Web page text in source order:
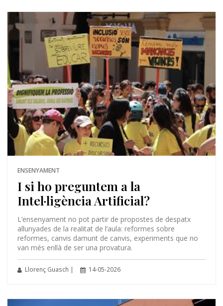
ENSENYAMENT
I si ho preguntem a la
Intel·ligència Artificial?
L’ensenyament no pot partir de propostes de despatx
allunyades de la realitat de l’aula: reformes sobre
reformes, canvis damunt de canvis, experiments que no
van més enllà de ser una provatura.
Llorenç Guasch | 14-05-2026